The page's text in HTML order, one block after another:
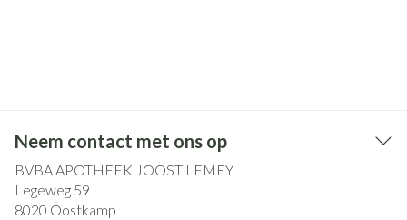
Neem contact met ons op
BVBA APOTHEEK JOOST LEMEY
Legeweg 59
8020 Oostkamp